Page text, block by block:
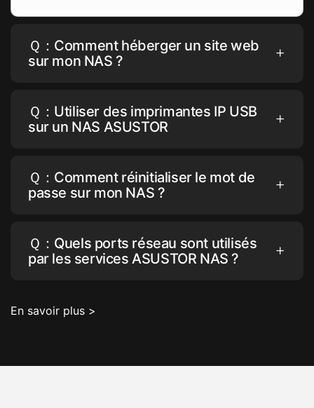
Ｑ：Comment héberger un site web
sur mon NAS ?
Ｑ：Utiliser des imprimantes IP USB
sur un NAS ASUSTOR
Ｑ：Comment réinitialiser le mot de
passe sur mon NAS ?
Ｑ：Quels ports réseau sont utilisés
par les services ASUSTOR NAS ?
En savoir plus >